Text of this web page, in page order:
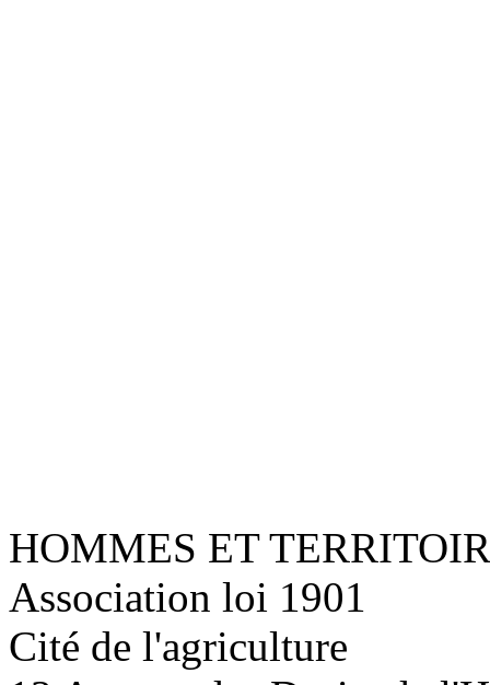
HOMMES ET
Association loi 1901
Cité de l'agriculture